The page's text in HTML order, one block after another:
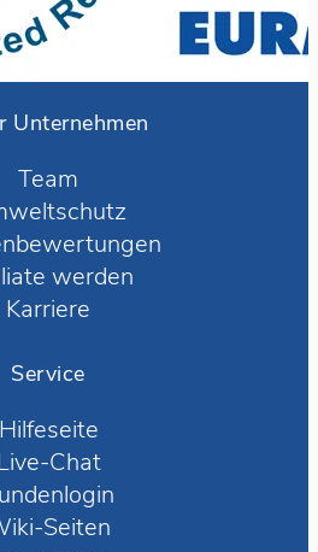
Unternehmen
Team
werden
Karriere
Service
Hilfeseite
Chat
Seiten